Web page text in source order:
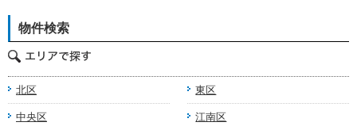
物件検索
北区 東区
中央区 江南区